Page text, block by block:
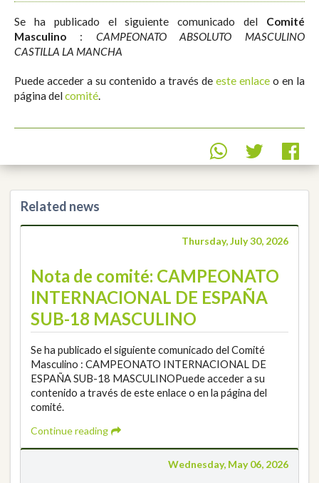
Se ha publicado el siguiente comunicado del Comité
Masculino : CAMPEONATO ABSOLUTO MASCULINO
CASTILLA LA MANCHA
Puede acceder a su contenido a través de este enlace o en la
página delcomité
Related news
Thursday, July 30, 2026
Nota de comité: CAMPEONATO
INTERNACIONAL DE ESPAÑA
SUB-18 MASCULINO
Se ha publicado el siguiente comunicado del Comité
Masculino : CAMPEONATO INTERNACIONAL DE
ESPAÑA SUB-18 MASCULINOPuede acceder a su
contenido a través de este enlace o en la página del
comité.
Continue reading
Wednesday, May 06, 2026